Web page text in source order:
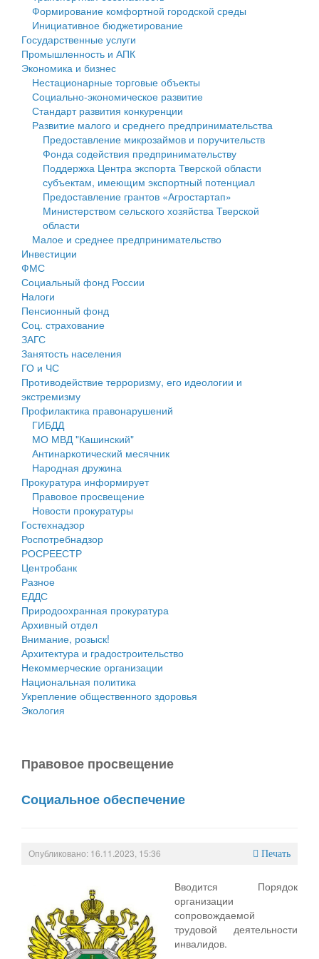
Государственные услуги
Промышленность и АПК
Экономика и бизнес
Символика
Устав
Гостям округа
Туризм
Культура
Образование
Здравоохранение
Социальная защита
Фотоальбом
муниципального округа Тверской области
Администрация Кашинского муниципального округа
Тверской области
Управление сельскими территориями
Открытые данные
Работа с обращениями граждан
Муниципальный контроль
Муниципальные услуги
Проекты административных регламентов
Антимонопольный комплаенс
Противодействие коррупции
Финансовое управление
Бюджет для граждан
Имущество
Выявление правообладателей ранее учтенных
объектов недвижимости
Имущественная поддержка субъектов малого и
среднего предпринимательства
Информационная поддержка субъектов малого и
среднего предпринимательства
Муниципальные программы
Контрольно-счетная палата
Персональные данные
Оценка регулирующего воздействия
Деятельность МУ
Нормативы градостроительного проектирования
Правила землепользования и застройки
Генеральные планы
Проекты планировки территории
Собрание депутатов
Городское поселение
Сельские поселения
Формирование комфортной городской среды
Инициативное бюджетирование
Государственные услуги
Промышленность и АПК
Экономика и бизнес
Нестационарные торговые объекты
Социально-экономическое развитие
Стандарт развития конкуренции
Развитие малого и среднего предпринимательства
Предоставление микрозаймов и поручительств
Фонда содействия предпринимательству
Поддержка Центра экспорта Тверской области
субъектам, имеющим экспортный потенциал
Предоставление грантов «Агростартап»
Министерством сельского хозяйства Тверской
области
Малое и среднее предпринимательство
Инвестиции
ФМС
Социальный фонд России
Налоги
Пенсионный фонд
Соц. страхование
ЗАГС
Занятость населения
ГО и ЧС
Противодействие терроризму, его идеологии и
экстремизму
Профилактика правонарушений
ГИБДД
МО МВД "Кашинский"
Антинаркотический месячник
Народная дружина
Прокуратура информирует
Правовое просвещение
Новости прокуратуры
Гостехнадзор
Роспотребнадзор
РОСРЕЕСТР
Центробанк
Разное
ЕДДС
Природоохранная прокуратура
Архивный отдел
Внимание, розыск!
Архитектура и градостроительство
Некоммерческие организации
Национальная политика
Укрепление общественного здоровья
Экология
Правовое просвещение
Социальное обеспечение
Опубликовано: 16.11.2023, 15:36 Печать
Вводится Порядок
организации
сопровождаемой
трудовой деятельности
инвалидов.